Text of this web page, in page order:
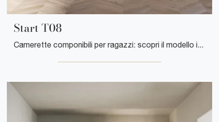
Start T08
Camerette componibili per ragazzi: scopri il modello in laccato opaco Start T08 di Clever per stanzette moderne.